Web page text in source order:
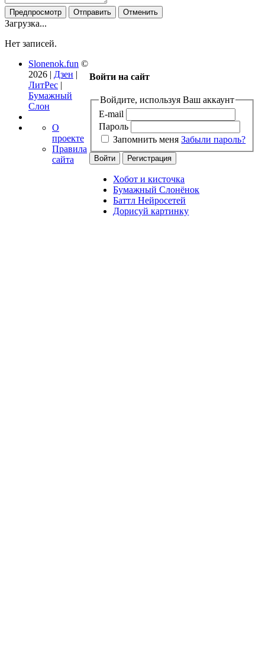
Загрузка...
Нет записей.
Войти на сайт
Войдите, используя Ваш аккаунт
E-mail
Пароль
Запомнить меня Забыли пароль?
Хобот и кисточка
Бумажный Слонёнок
Баттл Нейросетей
Дорисуй картинку
Slonenok.fun ©
2026 | Дзен |
ЛитРес |
Бумажный
Слон
О
проекте
Правила
сайта